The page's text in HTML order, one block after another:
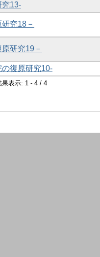
13-
究18－
研究19－
復原研究10-
果表示: 1 - 4 / 4